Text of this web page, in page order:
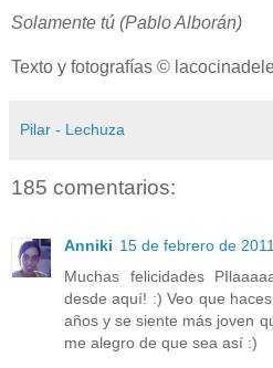
Solamente tú (Pablo Alborán)
Texto y fotografías ©
Pilar - Lechuza
185 comentarios:
Anniki 15 de febrero de
Muchas felicidades
desde aquí! :) Veo que
años y se siente más joven
me alegro de que sea así :)